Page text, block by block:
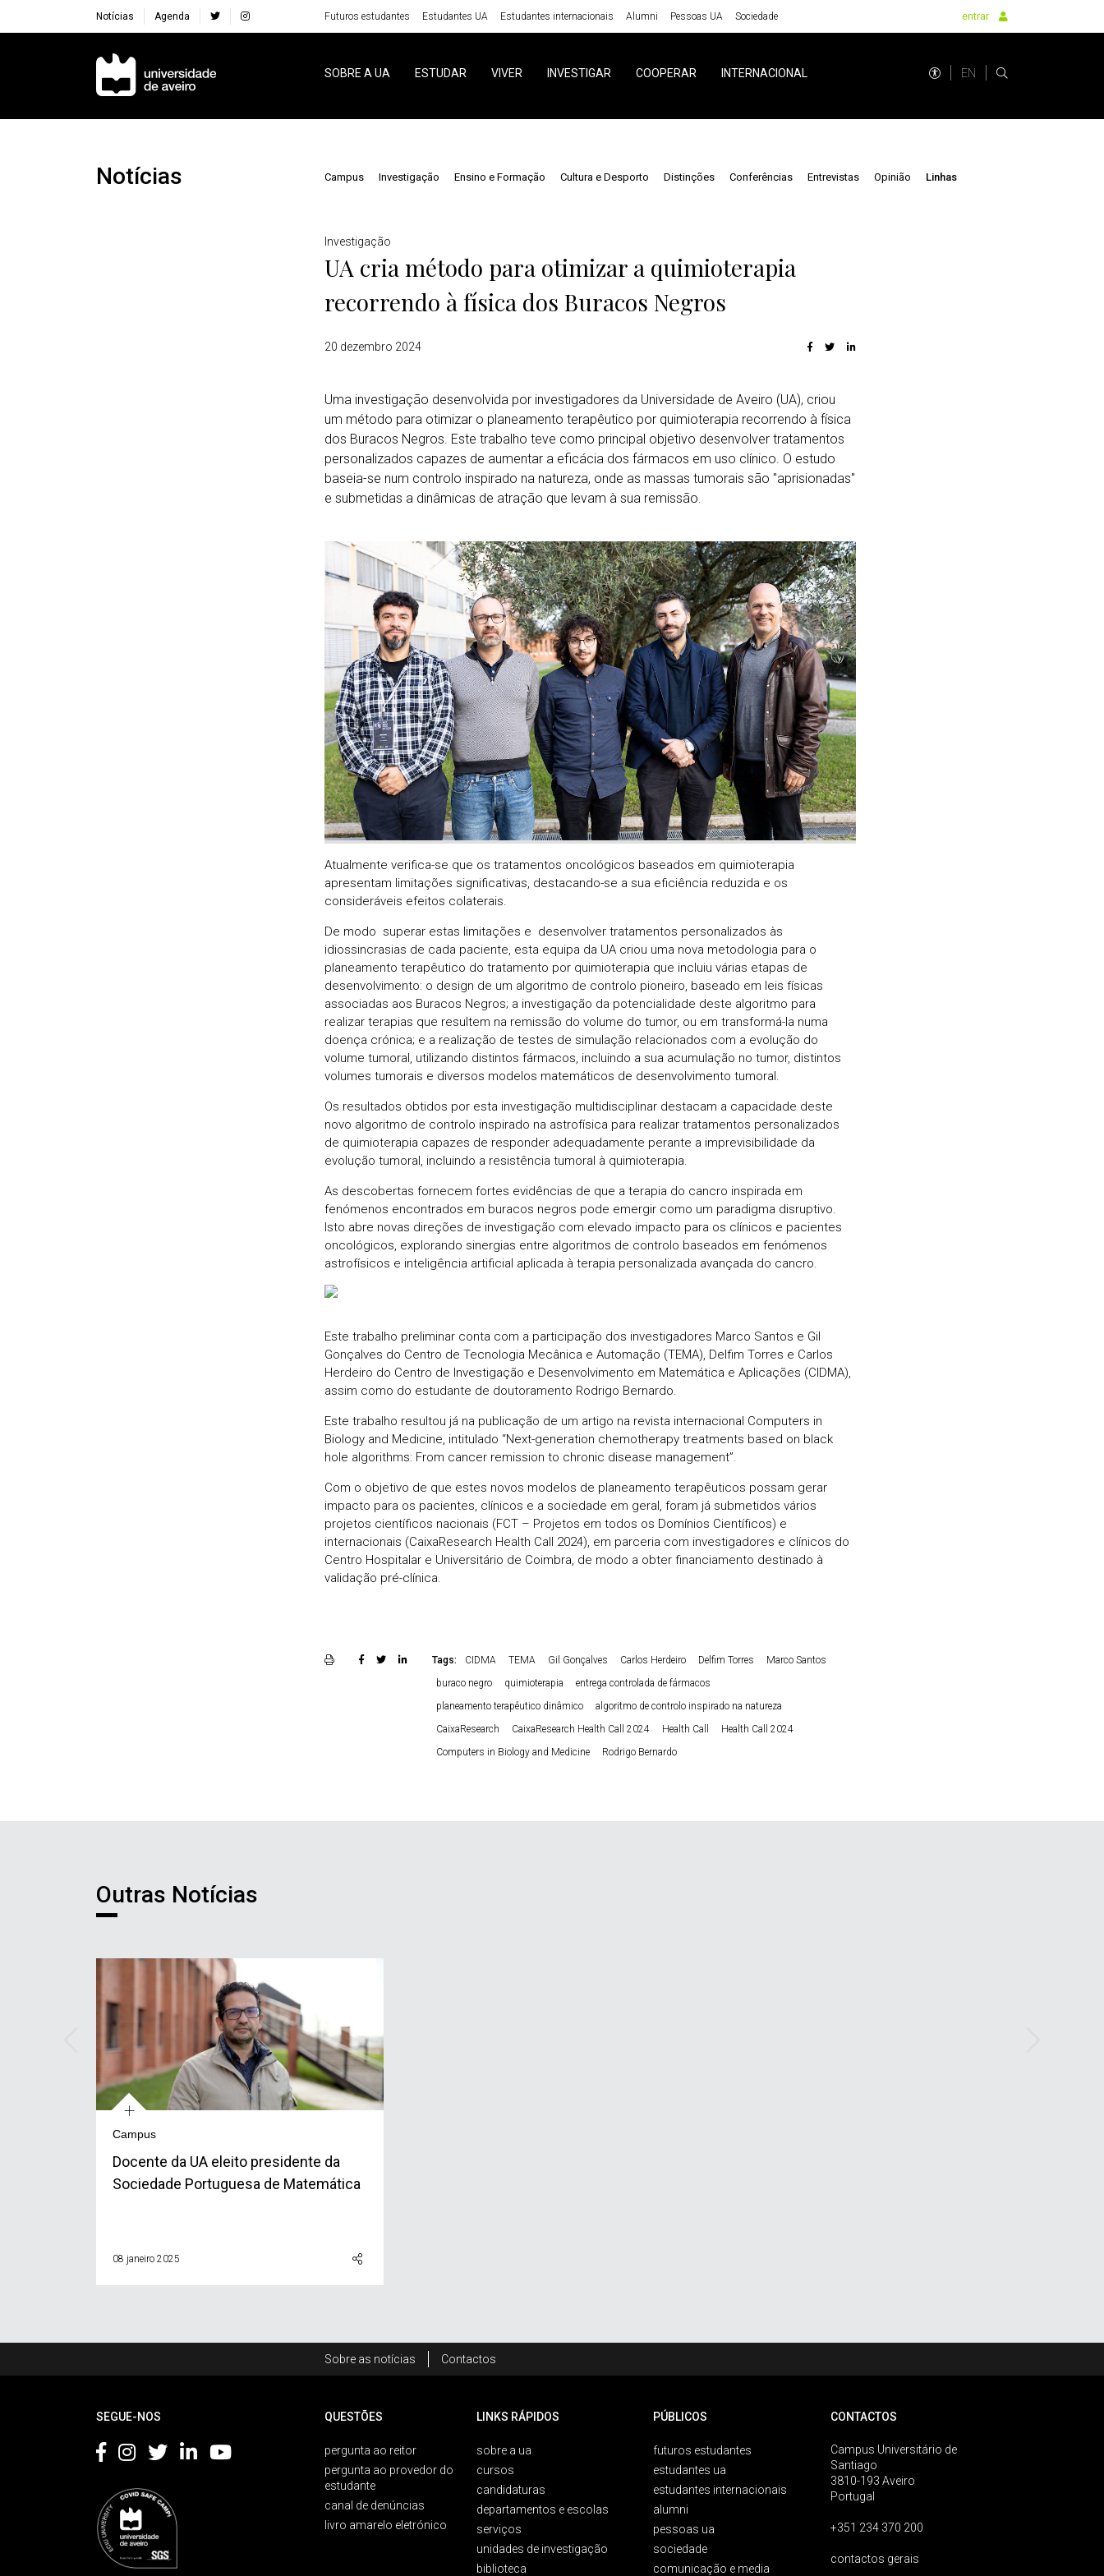
Notícias Agenda Futuros estudantes Estudantes UA Estudantes internacionais Alumni Pessoas UA Sociedade entrar
Navegação Principal
SOBRE A UA ESTUDAR VIVER INVESTIGAR COOPERAR INTERNACIONAL EN
Notícias Campus Investigação Ensino e Formação Cultura e Desporto Distinções Conferências Entrevistas Opinião Linhas
Investigação
UA cria método para otimizar a quimioterapia
recorrendo à física dos Buracos Negros
20 dezembro 2024
Uma investigação desenvolvida por investigadores da Universidade de Aveiro (UA), criou
um método para otimizar o planeamento terapêutico por quimioterapia recorrendo à física
dos Buracos Negros. Este trabalho teve como principal objetivo desenvolver tratamentos
personalizados capazes de aumentar a eficácia dos fármacos em uso clínico. O estudo
baseia-se num controlo inspirado na natureza, onde as massas tumorais são "aprisionadas"
e submetidas a dinâmicas de atração que levam à sua remissão.
Atualmente verifica-se que os tratamentos oncológicos baseados em quimioterapia
apresentam limitações significativas, destacando-se a sua eficiência reduzida e os
consideráveis efeitos colaterais.
De modo superar estas limitações e desenvolver tratamentos personalizados às
idiossincrasias de cada paciente, esta equipa da UA criou uma nova metodologia para o
planeamento terapêutico do tratamento por quimioterapia que incluiu várias etapas de
desenvolvimento: o design de um algoritmo de controlo pioneiro, baseado em leis físicas
associadas aos Buracos Negros; a investigação da potencialidade deste algoritmo para
realizar terapias que resultem na remissão do volume do tumor, ou em transformá-la numa
doença crónica; e a realização de testes de simulação relacionados com a evolução do
volume tumoral, utilizando distintos fármacos, incluindo a sua acumulação no tumor, distintos
volumes tumorais e diversos modelos matemáticos de desenvolvimento tumoral.
Os resultados obtidos por esta investigação multidisciplinar destacam a capacidade deste
novo algoritmo de controlo inspirado na astrofísica para realizar tratamentos personalizados
de quimioterapia capazes de responder adequadamente perante a imprevisibilidade da
evolução tumoral, incluindo a resistência tumoral à quimioterapia.
As descobertas fornecem fortes evidências de que a terapia do cancro inspirada em
fenómenos encontrados em buracos negros pode emergir como um paradigma disruptivo.
Isto abre novas direções de investigação com elevado impacto para os clínicos e pacientes
oncológicos, explorando sinergias entre algoritmos de controlo baseados em fenómenos
astrofísicos e inteligência artificial aplicada à terapia personalizada avançada do cancro.
Este trabalho preliminar conta com a participação dos investigadores Marco Santos e Gil
Gonçalves do Centro de Tecnologia Mecânica e Automação (TEMA), Delfim Torres e Carlos
Herdeiro do Centro de Investigação e Desenvolvimento em Matemática e Aplicações (CIDMA),
assim como do estudante de doutoramento Rodrigo Bernardo.
Este trabalho resultou já na publicação de um artigo na revista internacional Computers in
Biology and Medicine, intitulado “Next-generation chemotherapy treatments based on black
hole algorithms: From cancer remission to chronic disease management”.
Com o objetivo de que estes novos modelos de planeamento terapêuticos possam gerar
impacto para os pacientes, clínicos e a sociedade em geral, foram já submetidos vários
projetos científicos nacionais (FCT – Projetos em todos os Domínios Científicos) e
internacionais (CaixaResearch Health Call 2024), em parceria com investigadores e clínicos do
Centro Hospitalar e Universitário de Coimbra, de modo a obter financiamento destinado à
validação pré-clínica.
Tags: CIDMA TEMA Gil Gonçalves Carlos Herdeiro Delfim Torres
Marco Santos
buraco negro
quimioterapia
entrega controlada de fármacos
planeamento terapêutico dinâmico
algoritmo de controlo inspirado na natureza
CaixaResearch
CaixaResearch Health Call 2024 Health Call
Health Call 2024
Computers in Biology and Medicine
Rodrigo Bernardo
Outras Notícias
+
Campus
Docente da UA eleito presidente da
Sociedade Portuguesa de Matemática
08 janeiro 2025
Sobre as notícias Contactos
SEGUE-NOS QUESTÕES
pergunta ao reitor
pergunta ao provedor do
estudante
canal de denúncias
livro amarelo eletrónico
LINKS RÁPIDOS
sobre a ua
cursos
candidaturas
departamentos e escolas
serviços
unidades de investigação
biblioteca
PÚBLICOS
futuros estudantes
estudantes ua
estudantes internacionais
alumni
pessoas ua
sociedade
comunicação e media
CONTACTOS
Campus Universitário de
Santiago
3810-193 Aveiro
Portugal
+351 234 370 200
contactos gerais